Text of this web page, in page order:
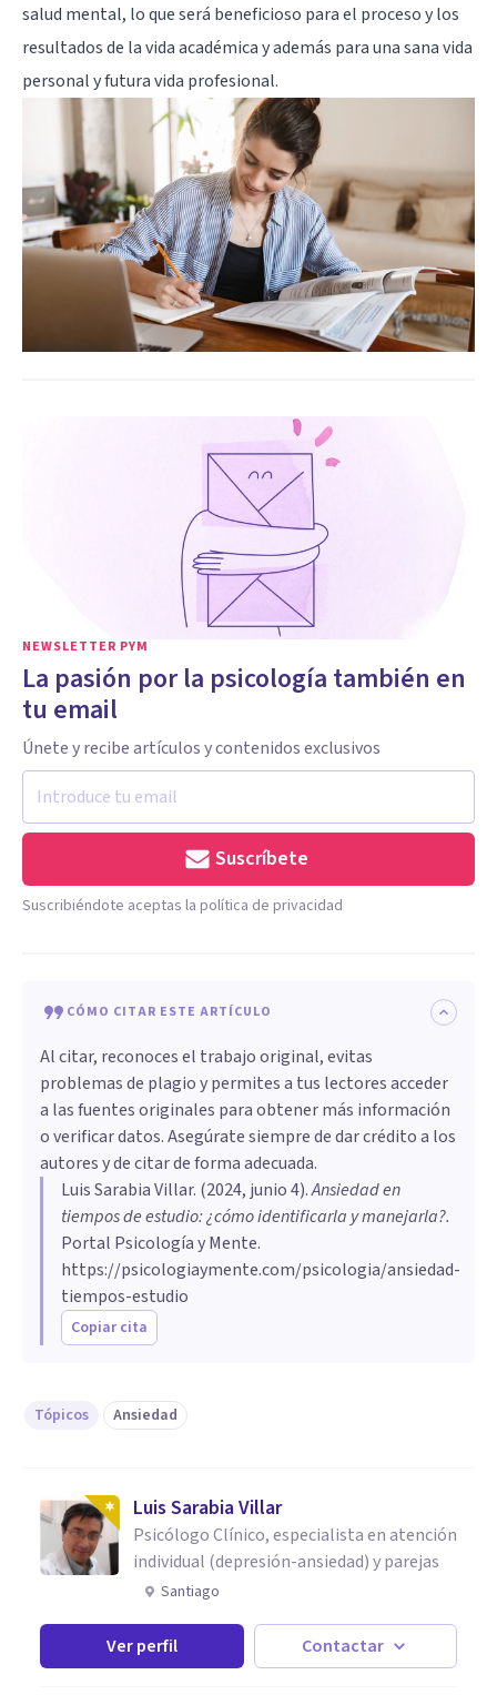
salud mental, lo que será beneficioso para el proceso y los
resultados de la vida académica y además para una sana vida
personal y futura vida profesional.
NEWSLETTER PYM
La pasión por la psicología también en
tu email
Únete y recibe artículos y contenidos exclusivos
Suscríbete
Suscribiéndote aceptas la política de privacidad
CÓMO CITAR ESTE ARTÍCULO
Al citar, reconoces el trabajo original, evitas
problemas de plagio y permites a tus lectores acceder
a las fuentes originales para obtener más información
o verificar datos. Asegúrate siempre de dar crédito a los
autores y de citar de forma adecuada.
Luis Sarabia Villar. (2024, junio 4).Ansiedad en
tiempos de estudio: ¿cómo identificarla y manejarla?.
Portal Psicología y Mente.
https://psicologiaymente.com/psicologia/ansiedad-
tiempos-estudio
Copiar cita
Tópicos Ansiedad
Luis Sarabia Villar
Psicólogo Clínico, especialista en atención
individual (depresión-ansiedad) y parejas
Santiago
Ver perfil Contactar